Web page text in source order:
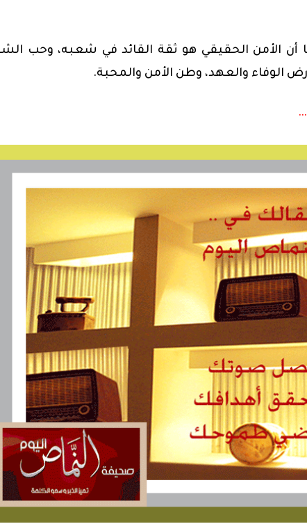
أن الأمن الحقيقي هو ثقة القائد في شعبه، وحب
الوفاء والعهد، وطن الأمن والمحبة.